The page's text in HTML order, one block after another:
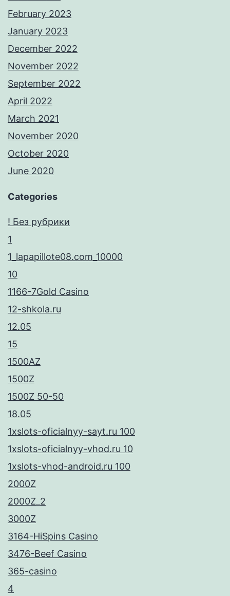
February 2023
January 2023
December 2022
November 2022
September 2022
April 2022
March 2021
November 2020
October 2020
June 2020
Categories
! Без рубрики
1
1_lapapillote08.com_10000
10
1166-7Gold Casino
12-shkola.ru
12.05
15
1500AZ
1500Z
1500Z 50-50
18.05
1xslots-oficialnyy-sayt.ru 100
1xslots-oficialnyy-vhod.ru 10
1xslots-vhod-android.ru 100
2000Z
2000Z_2
3000Z
3164-HiSpins Casino
3476-Beef Casino
365-casino
4